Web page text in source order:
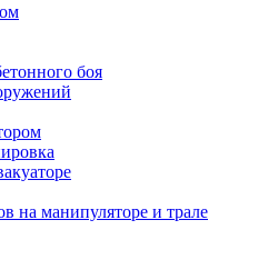
боя
на манипуляторе и трале